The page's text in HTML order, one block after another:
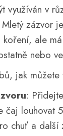
využíván v
zázvor
ale
nebo
jak můžete
:
čaj louhovat
chuť a další